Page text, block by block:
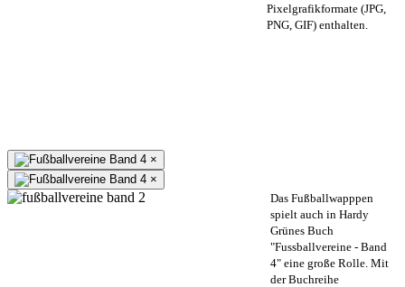
Pixelgrafikformate (JPG,
PNG, GIF) enthalten.
×
×
Das Fußballwapppen
spielt auch in Hardy
Grünes Buch
"Fussballvereine - Band
4" eine große Rolle. Mit
der Buchreihe